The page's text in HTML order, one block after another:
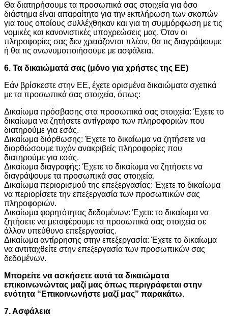
Θα διατηρήσουμε τα προσωπικά σας στοιχεία για όσο
διάστημα είναι απαραίτητο για την εκπλήρωση των σκοπών
για τους οποίους συλλέχθηκαν και για τη συμμόρφωση με τις
νομικές και κανονιστικές υποχρεώσεις μας. Όταν οι
πληροφορίες σας δεν χρειάζονται πλέον, θα τις διαγράψουμε
ή θα τις ανωνυμοποιήσουμε με ασφάλεια.
6. Τα δικαιώματά σας (μόνο για χρήστες της ΕΕ)
Εάν βρίσκεστε στην ΕΕ, έχετε ορισμένα δικαιώματα σχετικά
με τα προσωπικά σας στοιχεία, όπως:
Δικαίωμα πρόσβασης στα προσωπικά σας στοιχεία: Έχετε το
δικαίωμα να ζητήσετε αντίγραφο των πληροφοριών που
διατηρούμε για εσάς.
Δικαίωμα διόρθωσης: Έχετε το δικαίωμα να ζητήσετε να
διορθώσουμε τυχόν ανακριβείς πληροφορίες που
διατηρούμε για εσάς.
Δικαίωμα διαγραφής: Έχετε το δικαίωμα να ζητήσετε να
διαγράψουμε τα προσωπικά σας στοιχεία.
Δικαίωμα περιορισμού της επεξεργασίας: Έχετε το δικαίωμα
να περιορίσετε την επεξεργασία των προσωπικών σας
πληροφοριών.
Δικαίωμα φορητότητας δεδομένων: Έχετε το δικαίωμα να
ζητήσετε να μεταφέρουμε τα προσωπικά σας στοιχεία σε
άλλον υπεύθυνο επεξεργασίας.
Δικαίωμα αντίρρησης στην επεξεργασία: Έχετε το δικαίωμα
να αντιταχθείτε στην επεξεργασία των προσωπικών σας
δεδομένων.
Μπορείτε να ασκήσετε αυτά τα δικαιώματα
επικοινωνώντας μαζί μας όπως περιγράφεται στην
ενότητα “Επικοινωνήστε μαζί μας” παρακάτω.
7. Ασφάλεια